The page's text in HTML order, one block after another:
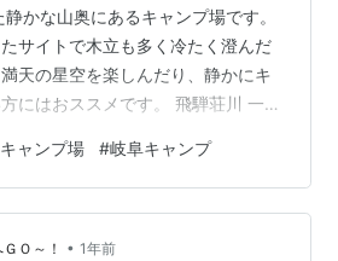
かな山奥にあるキャンプ場です。
サイトで木立も多く冷たく澄んだ
天の星空を楽しんだり、静かにキ
にはおススメです。 飛騨荘川 一色
森キャンプ場【サイト状況】 飛騨
場【利用料金】 飛騨荘川 一色の
セントラルロッジトイレ シャワー
テーション 飛騨荘川 一色の森キャ
ャンプ場 #岐阜キャンプ
Ｏ～！ • 1年前